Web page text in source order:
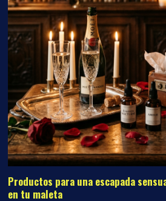
Productos para una escapada
en tu maleta